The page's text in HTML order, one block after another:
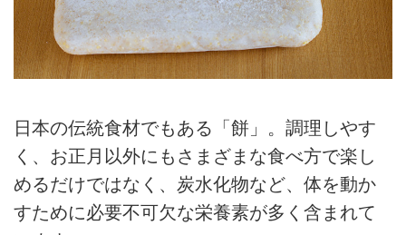
日本の伝統食材でもある「餅」。調理しやす
く、お正月以外にもさまざまな食べ方で楽し
めるだけではなく、炭水化物など、体を動か
すために必要不可欠な栄養素が多く含まれて